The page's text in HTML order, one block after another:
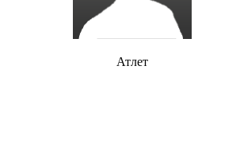
Атлет